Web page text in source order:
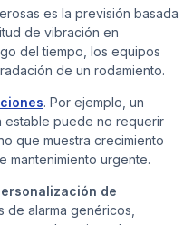
es la previsión basada
de vibración en
del tiempo, los equipos
de un rodamiento.
. Por ejemplo, un
estable puede no requerir
que muestra crecimiento
mantenimiento urgente.
de
de alarma genéricos,